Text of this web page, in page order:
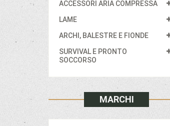
ACCESSORI ARIA COMPRESSA
LAME
ARCHI, BALESTRE E FIONDE
SURVIVAL E PRONTO
SOCCORSO
MARCHI